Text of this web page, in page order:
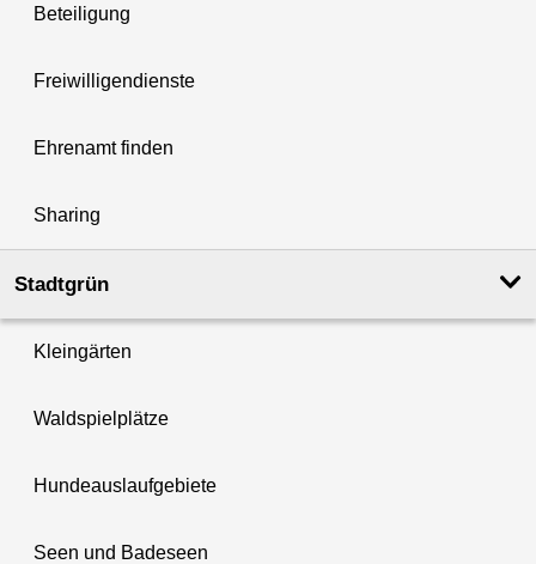
Beteiligung
Freiwilligendienste
Ehrenamt finden
Sharing
Stadtgrün
Kleingärten
Waldspielplätze
Hundeauslaufgebiete
Seen und Badeseen